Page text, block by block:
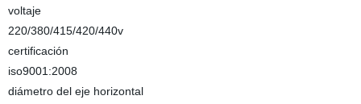
voltaje
220/380/415/420/440v
certificación
iso9001:2008
diámetro del eje horizontal